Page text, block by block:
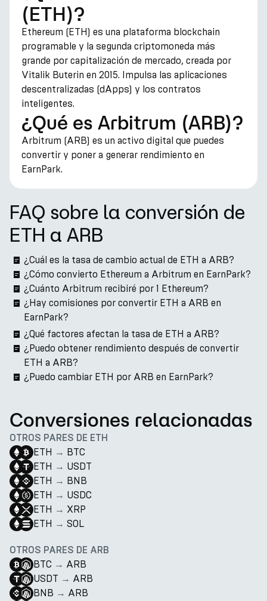
(ETH)?
Ethereum (ETH) es una plataforma blockchain
programable y la segunda criptomoneda más
grande por capitalización de mercado, creada por
Vitalik Buterin en 2015. Impulsa las aplicaciones
descentralizadas (dApps) y los contratos
inteligentes.
¿Qué es Arbitrum (ARB)?
Arbitrum (ARB) es un activo digital que puedes
convertir y poner a generar rendimiento en
EarnPark.
FAQ sobre la conversión de
ETH a ARB
¿Cuál es la tasa de cambio actual de ETH a ARB?
¿Cómo convierto Ethereum a Arbitrum en EarnPark?
¿Cuánto Arbitrum recibiré por 1 Ethereum?
¿Hay comisiones por convertir ETH a ARB en
EarnPark?
¿Qué factores afectan la tasa de ETH a ARB?
¿Puedo obtener rendimiento después de convertir
ETH a ARB?
¿Puedo cambiar ETH por ARB en EarnPark?
Conversiones relacionadas
OTROS PARES DE ETH
ETH → BTC
ETH → USDT
ETH → BNB
ETH → USDC
ETH → XRP
ETH → SOL
OTROS PARES DE ARB
BTC → ARB
USDT → ARB
BNB → ARB